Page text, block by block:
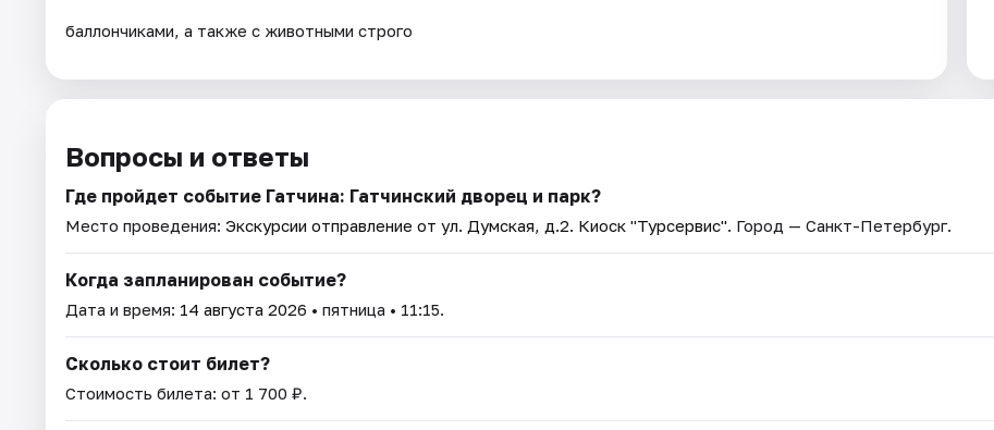
баллончиками, а также с животными строго
Вопросы и ответы
Где пройдет событие Гатчина: Гатчинский дворец и парк?
Место проведения: Экскурсии отправление от ул. Думская, д.2. Киоск "Турсервис". Город — Санкт-Петербург.
Когда запланирован событие?
Дата и время: 14 августа 2026 • пятница • 11:15.
Сколько стоит билет?
Стоимость билета: от 1 700 ₽.